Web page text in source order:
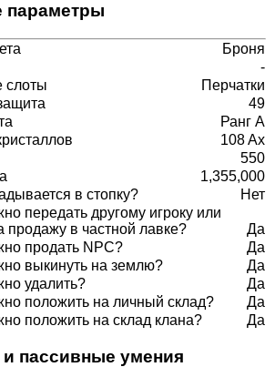
параметры
Броня
-
слоты
Перчатки
49
Ранг A
108 Ax
550
1,355,000
в стопку?
Нет
передать другому игроку или
продажу в частной лавке?
Да
продать NPC?
Да
выкинуть на землю?
Да
удалить?
Да
положить на личный склад?
Да
положить на склад клана?
Да
пассивные умения